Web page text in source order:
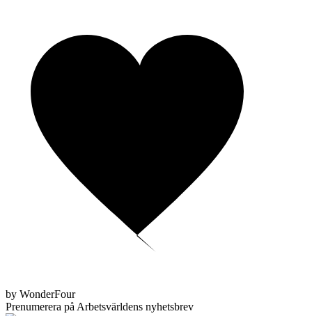
by WonderFour
Prenumerera på Arbetsvärldens nyhetsbrev